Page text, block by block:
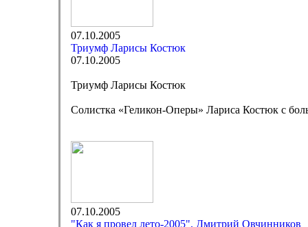
07.10.2005
Триумф Ларисы Костюк
07.10.2005
Триумф Ларисы Костюк
Солистка «Геликон-Оперы» Лариса Костюк с
07.10.2005
"Как я провел лето-2005". Дмитрий Овчинников